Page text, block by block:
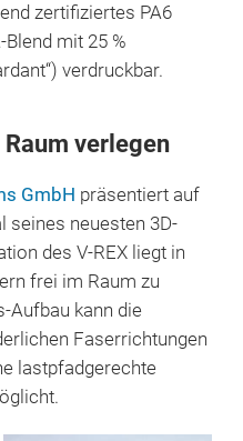
zertifiziertes PA6
Blend mit 25 %
verdruckbar.
verlegen
GmbH präsentiert auf
seines neuesten 3D-
des V-REX liegt in
frei im Raum zu
Aufbau kann die
Faserrichtungen
lastpfadgerechte